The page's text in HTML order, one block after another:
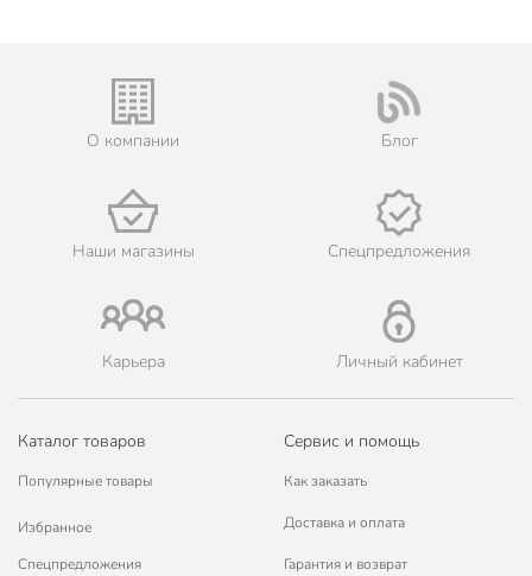
О компании Блог
Наши магазины Спецпредложения
Карьера Личный кабинет
Каталог товаров
Популярные товары
Избранное
Спецпредложения
Сервис и помощь
Как заказать
Доставка и оплата
Гарантия и возврат